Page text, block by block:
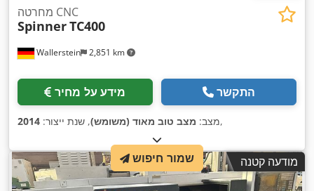
Wallerstein 2,851 km
מחרטה CNC
SpinnerTC400
מידע על מחיר התקשר
מצב: מצב טוב מאוד (משומש), שנת ייצור: 2014 ,
מודעה קטנה שמור חיפוש